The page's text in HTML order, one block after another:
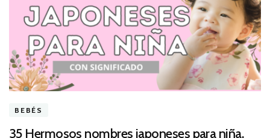
BEBÉS
35 Hermosos nombres japoneses para niña.